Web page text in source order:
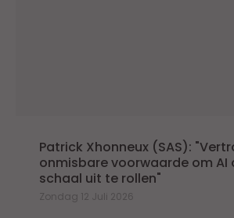
Patrick Xhonneux (SAS):
onmisbare voorwaarde om AI
schaal uit te rollen"
Zondag 12 Juli 2026